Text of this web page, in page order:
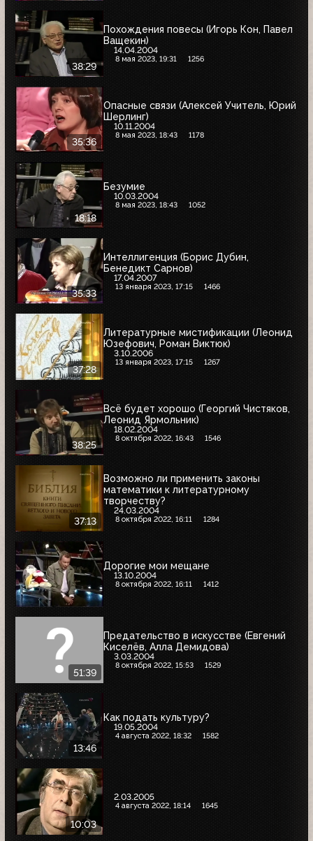
38:29
Похождения повесы (Игорь Кон, Павел
Ващекин)
14.04.2004
8 мая 2023, 19:31 1256
35:36
Опасные связи (Алексей Учитель, Юрий
Шерлинг)
10.11.2004
8 мая 2023, 18:43 1178
18:18
Безумие
10.03.2004
8 мая 2023, 18:43 1052
35:33
Интеллигенция (Борис Дубин,
Бенедикт Сарнов)
17.04.2007
13 января 2023, 17:15 1466
37:28
Литературные мистификации (Леонид
Юзефович, Роман Виктюк)
3.10.2006
13 января 2023, 17:15 1267
38:25
Всё будет хорошо (Георгий Чистяков,
Леонид Ярмольник)
18.02.2004
8 октября 2022, 16:43 1546
37:13
Возможно ли применить законы
математики к литературному
творчеству?
24.03.2004
8 октября 2022, 16:11 1284
Дорогие мои мещане
13.10.2004
8 октября 2022, 16:11 1412
51:39
Предательство в искусстве (Евгений
Киселёв, Алла Демидова)
3.03.2004
8 октября 2022, 15:53 1529
13:46
Как подать культуру?
19.05.2004
4 августа 2022, 18:32 1582
10:03
2.03.2005
4 августа 2022, 18:14 1645